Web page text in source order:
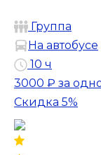
Группа
На автобусе
10 ч
3000 ₽ за
Скидка 5%